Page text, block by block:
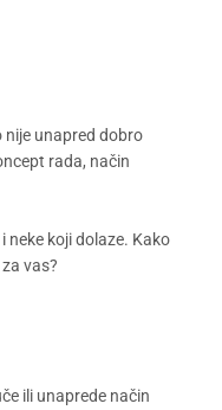
nije unapred dobro
rada, način
neke koji dolaze. Kako
vas?
ili unaprede način